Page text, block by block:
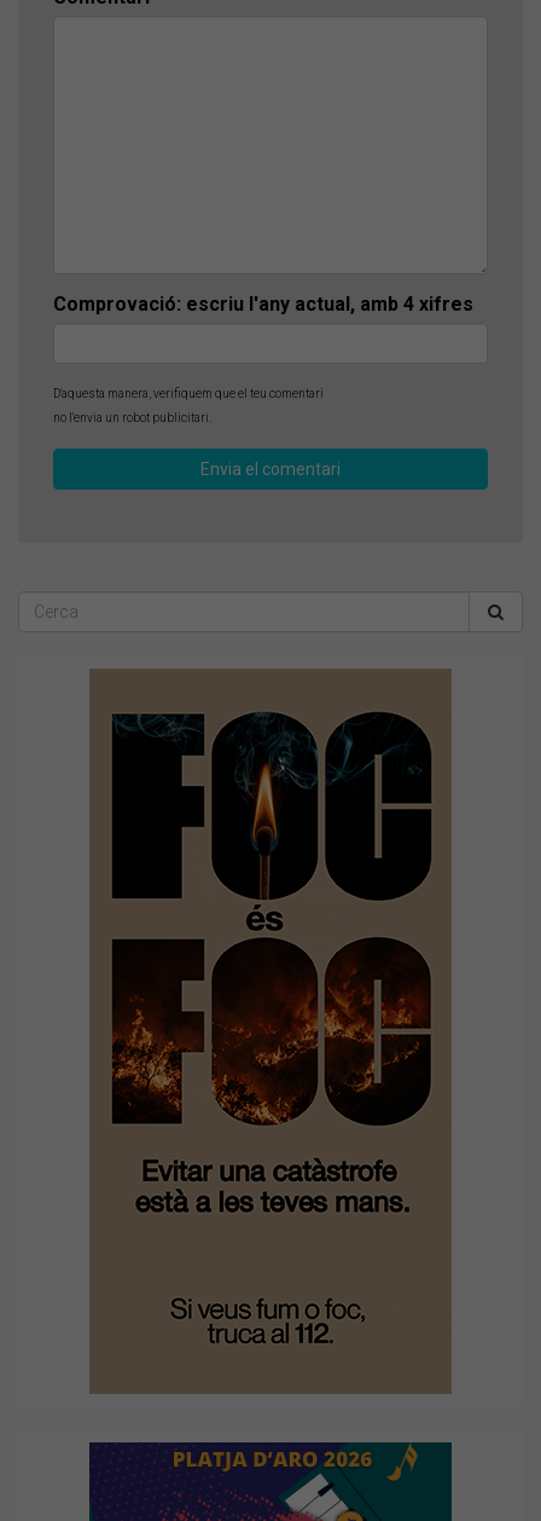
Comprovació: escriu l'any actual, amb 4 xifres
D'aquesta manera, verifiquem que el teu comentari
no l'envia un robot publicitari.